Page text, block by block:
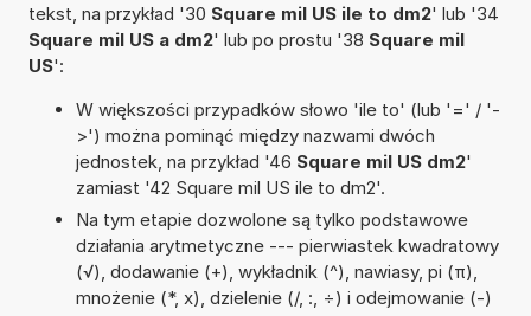
tekst, na przykład '30 Square mil US ile to dm2' lub '34
Square mil US a dm2' lub po prostu '38 Square mil
US':
W większości przypadków słowo 'ile to' (lub '=' / '-
>') można pominąć między nazwami dwóch
jednostek, na przykład '46 Square mil US dm2'
zamiast '42 Square mil US ile to dm2'.
Na tym etapie dozwolone są tylko podstawowe
działania arytmetyczne --- pierwiastek kwadratowy
(√), dodawanie (+), wykładnik (^), nawiasy, pi (π),
mnożenie (*, x), dzielenie (/, :, ÷) i odejmowanie (-)